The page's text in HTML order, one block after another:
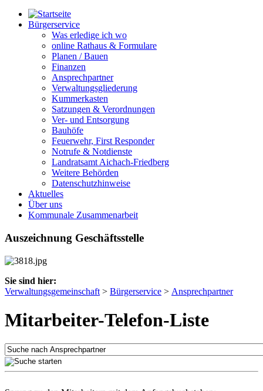
Bürgerservice
Was erledige ich wo
online Rathaus & Formulare
Planen / Bauen
Finanzen
Ansprechpartner
Verwaltungsgliederung
Kummerkasten
Satzungen & Verordnungen
Ver- und Entsorgung
Bauhöfe
Feuerwehr, First Responder
Notrufe & Notdienste
Landratsamt Aichach-Friedberg
Weitere Behörden
Datenschutzhinweise
Aktuelles
Über uns
Kommunale Zusammenarbeit
Auszeichnung Geschäftsstelle
Sie sind hier:
Verwaltungsgemeinschaft > Bürgerservice > Ansprechpartner
Mitarbeiter-Telefon-Liste